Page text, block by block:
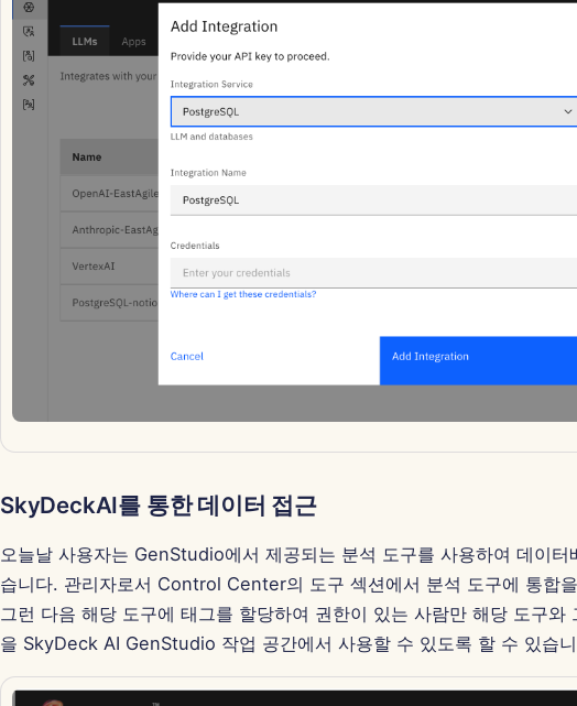
SkyDeckAI를 통한 데이터 접근
오늘날 사용자는 GenStudio에서 제공되는 분석 도구를 사용하여 데이터
습니다. 관리자로서 Control Center의 도구 섹션에서 분석 도구에 통합
그런 다음 해당 도구에 태그를 할당하여 권한이 있는 사람만 해당 도구와
을 SkyDeck AI GenStudio 작업 공간에서 사용할 수 있도록 할 수 있습